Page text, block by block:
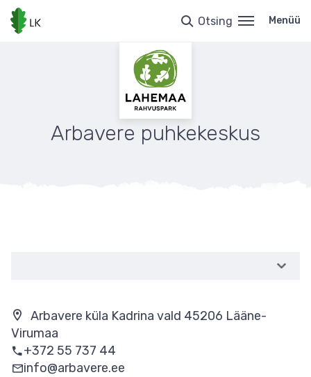
Liigu
edasi
põhisisu
Otsing Menüü
Arbavere puhkekeskus
Arbavere küla Kadrina vald 45206 Lääne-
Virumaa
+372 55 737 44
info@arbavere.ee